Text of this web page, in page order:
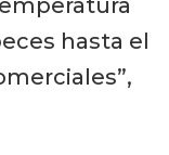
hasta el